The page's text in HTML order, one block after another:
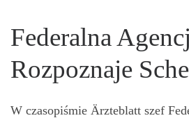
Federalna
Rozpoznaje
W czasopiśmie Ärzteblatt szef